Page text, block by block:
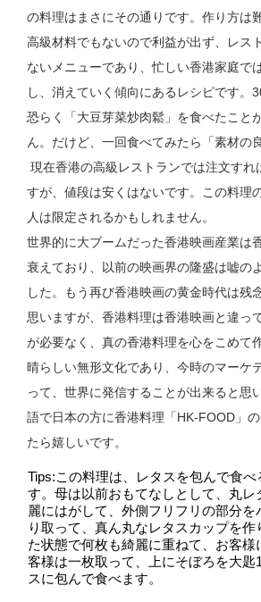
の料理はまさにその通りです。作り方は
高級材料でもないので利益が出ず、レス
ないメニューであり、忙しい香港家庭で
し、消えていく傾向にあるレシピです。
恐らく「大豆芽菜炒肉鬆」を食べたこと
ん。だけど、一回食べてみたら「素材の
現在香港の高級レストランでは注文すれ
すが、値段は安くはないです。この料理
人は限定されるかもしれません。
世界的に大ブームだった香港映画産業は
衰えており、以前の映画界の隆盛は嘘の
した。もう再び香港映画の黄金時代は残
思いますが、香港料理は香港映画と違っ
が必要なく、真の香港料理を心をこめて
晴らしい無形文化であり、今時のマーケ
って、世界に発信することが出来ると思
語で日本の方に香港料理「HK-FOOD」
たら嬉しいです。
Tips:この料理は、レタスを包んで食
す。母は以前おもてなしとして、丸レ
麗にはがして、外側フリフリの部分を
り取って、真ん丸なレタスカップを
た状態で何枚も綺麗に重ねて、お客様
客様は一枚取って、上にそぼろを大匙
スに包んで食べます。